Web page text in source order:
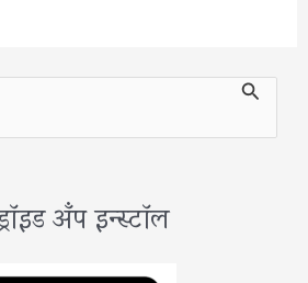
अँप इन्स्टॉल